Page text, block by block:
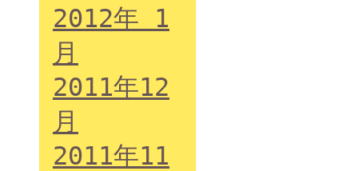
2012年 1
月
2011年12
月
2011年11